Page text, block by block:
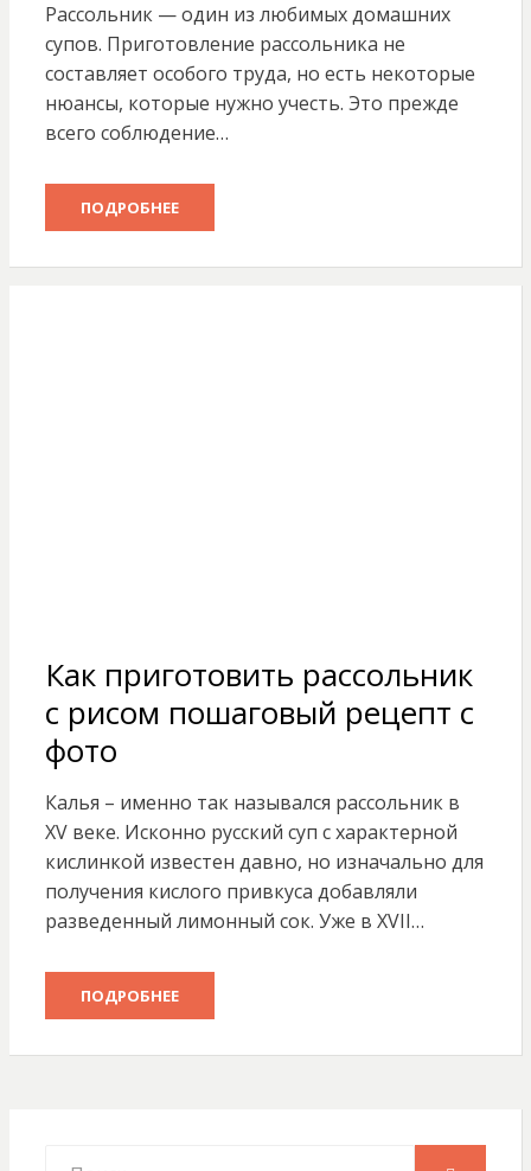
Рассольник — один из любимых домашних
супов. Приготовление рассольника не
составляет особого труда, но есть некоторые
нюансы, которые нужно учесть. Это прежде
всего соблюдение…
ПОДРОБНЕЕ
Как приготовить рассольник
с рисом пошаговый рецепт с
фото
Калья – именно так назывался рассольник в
XV веке. Исконно русский суп с характерной
кислинкой известен давно, но изначально для
получения кислого привкуса добавляли
разведенный лимонный сок. Уже в XVII…
ПОДРОБНЕЕ